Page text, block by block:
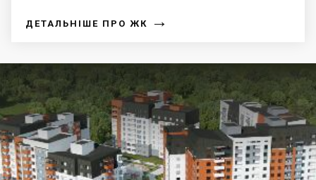
ДЕТАЛЬНІШЕ ПРО ЖК →